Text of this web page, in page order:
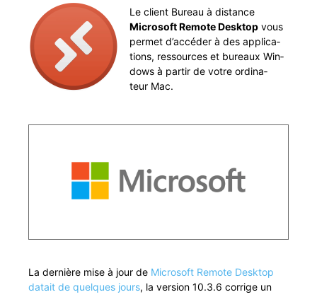
Le client Bureau à dis­tance
Microsoft Remote Desk­top vous
per­met d’accéder à des appli­ca­
tions, ressources et bureaux Win­
dows à par­tir de votre ordi­na­
teur Mac.
nous pou­vons vous aider à nav­iguer entre vos dif­
férentes envi­ron­nements de tra­vail, pass­er
Mac à Win­dows et inverse­ment, en RDP, en TSE,
La dernière mise à jour de Microsoft Remote Desk­top
datait de quelques jours, la ver­sion 10.3.6 cor­rige un